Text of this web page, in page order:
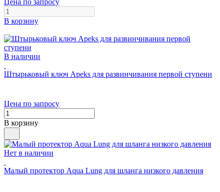
Цена по запросу
В корзину
В наличии
Штырьковый ключ Apeks для развинчивания первой ступени
Цена по запросу
В корзину
Нет в наличии
Малый протектор Aqua Lung для шланга низкого давления